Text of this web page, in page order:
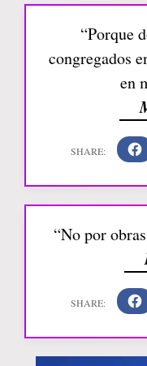
“Porque
congregados
en
“No por